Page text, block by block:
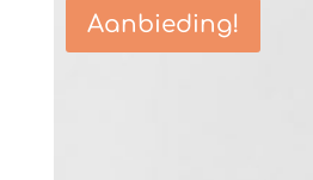
Aanbieding!